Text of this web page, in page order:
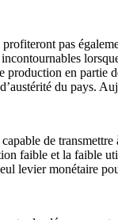
pas
en partie
du pays.
de
faible et la faible
levier monétaire